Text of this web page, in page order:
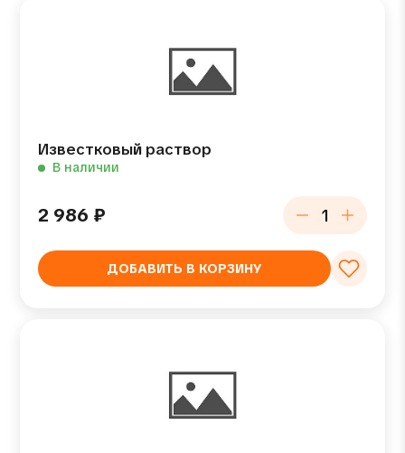
Известковый раствор
В наличии
2 986 ₽
ДОБАВИТЬ В КОРЗИНУ